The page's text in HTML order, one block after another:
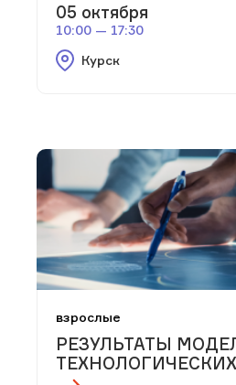
05 октября
10:00 — 17:30
Курск
взрослые
РЕЗУЛЬТАТЫ